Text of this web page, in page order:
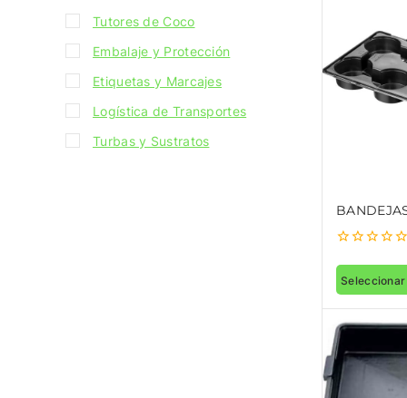
out
of
5
Tutores de Coco
Embalaje y Protección
Etiquetas y Marcajes
Logística de Transportes
Turbas y Sustratos